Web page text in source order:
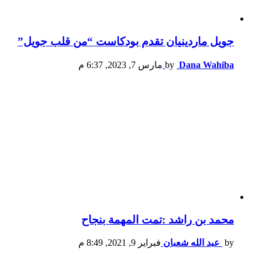
جويل ماردينيان تقدم بودكاست “من قلب جويل”
by Dana Wahiba مارس 7, 2023, 6:37 م
محمد بن راشد :تمت المهمة بنجاح
by عبد الله شعبان فبراير 9, 2021, 8:49 م